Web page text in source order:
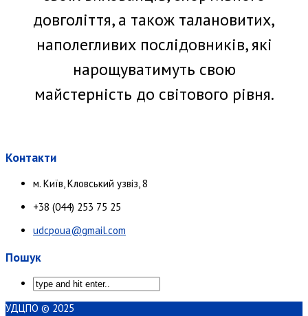
довголіття, а також талановитих,
наполегливих послідовників, які
нарощуватимуть свою
майстерність до світового рівня.
Контакти
м. Київ, Кловський узвіз, 8
+38 (044) 253 75 25
udcpoua@gmail.com
Пошук
УДЦПО © 2025